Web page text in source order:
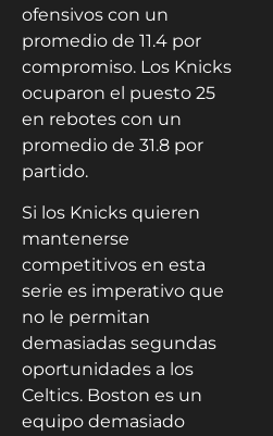
ofensivos con un
promedio de 11.4 por
compromiso. Los Knicks
ocuparon el puesto 25
en rebotes con un
promedio de 31.8 por
partido.
Si los Knicks quieren
mantenerse
competitivos en esta
serie es imperativo que
no le permitan
demasiadas segundas
oportunidades a los
Celtics. Boston es un
equipo demasiado